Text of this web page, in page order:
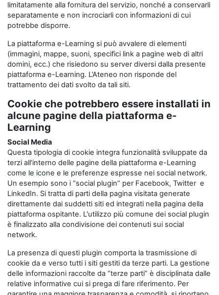
limitatamente alla fornitura del servizio, nonché a conservarli
separatamente e non incrociarli con informazioni di cui
potrebbe disporre.
La piattaforma e-Learning si può avvalere di elementi
(immagini, mappe, suoni, specifici link a pagine web di altri
domini, ecc.) che risiedono su server diversi dalla presente
piattaforma e-Learning. L’Ateneo non risponde del
trattamento dei dati svolto da tali siti.
Cookie che potrebbero essere installati in
alcune pagine della piattaforma e-
Learning
Social Media
Questa tipologia di cookie integra funzionalità sviluppate da
terzi all’interno delle pagine della piattaforma e-Learning
come le icone e le preferenze espresse nei social network.
Un esempio sono i “social plugin” per Facebook, Twitter e
LinkedIn. Si tratta di parti della pagina visitata generate
direttamente dai suddetti siti ed integrati nella pagina della
piattaforma ospitante. L'utilizzo più comune dei social plugin
è finalizzato alla condivisione dei contenuti sui social
network.
La presenza di questi plugin comporta la trasmissione di
cookie da e verso tutti i siti gestiti da terze parti. La gestione
delle informazioni raccolte da “terze parti” è disciplinata dalle
relative informative cui si prega di fare riferimento. Per